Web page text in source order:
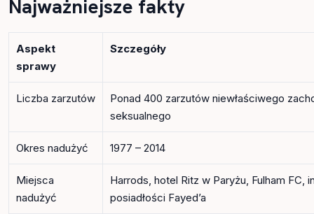
Najważniejsze fakty
Aspekt
sprawy
Szczegóły
Liczba zarzutów
Ponad 400 zarzutów niewłaściwego
seksualnego
Okres nadużyć 1977 – 2014
Miejsca
nadużyć
Harrods, hotel Ritz w Paryżu, Fulham FC,
posiadłości Fayed’a